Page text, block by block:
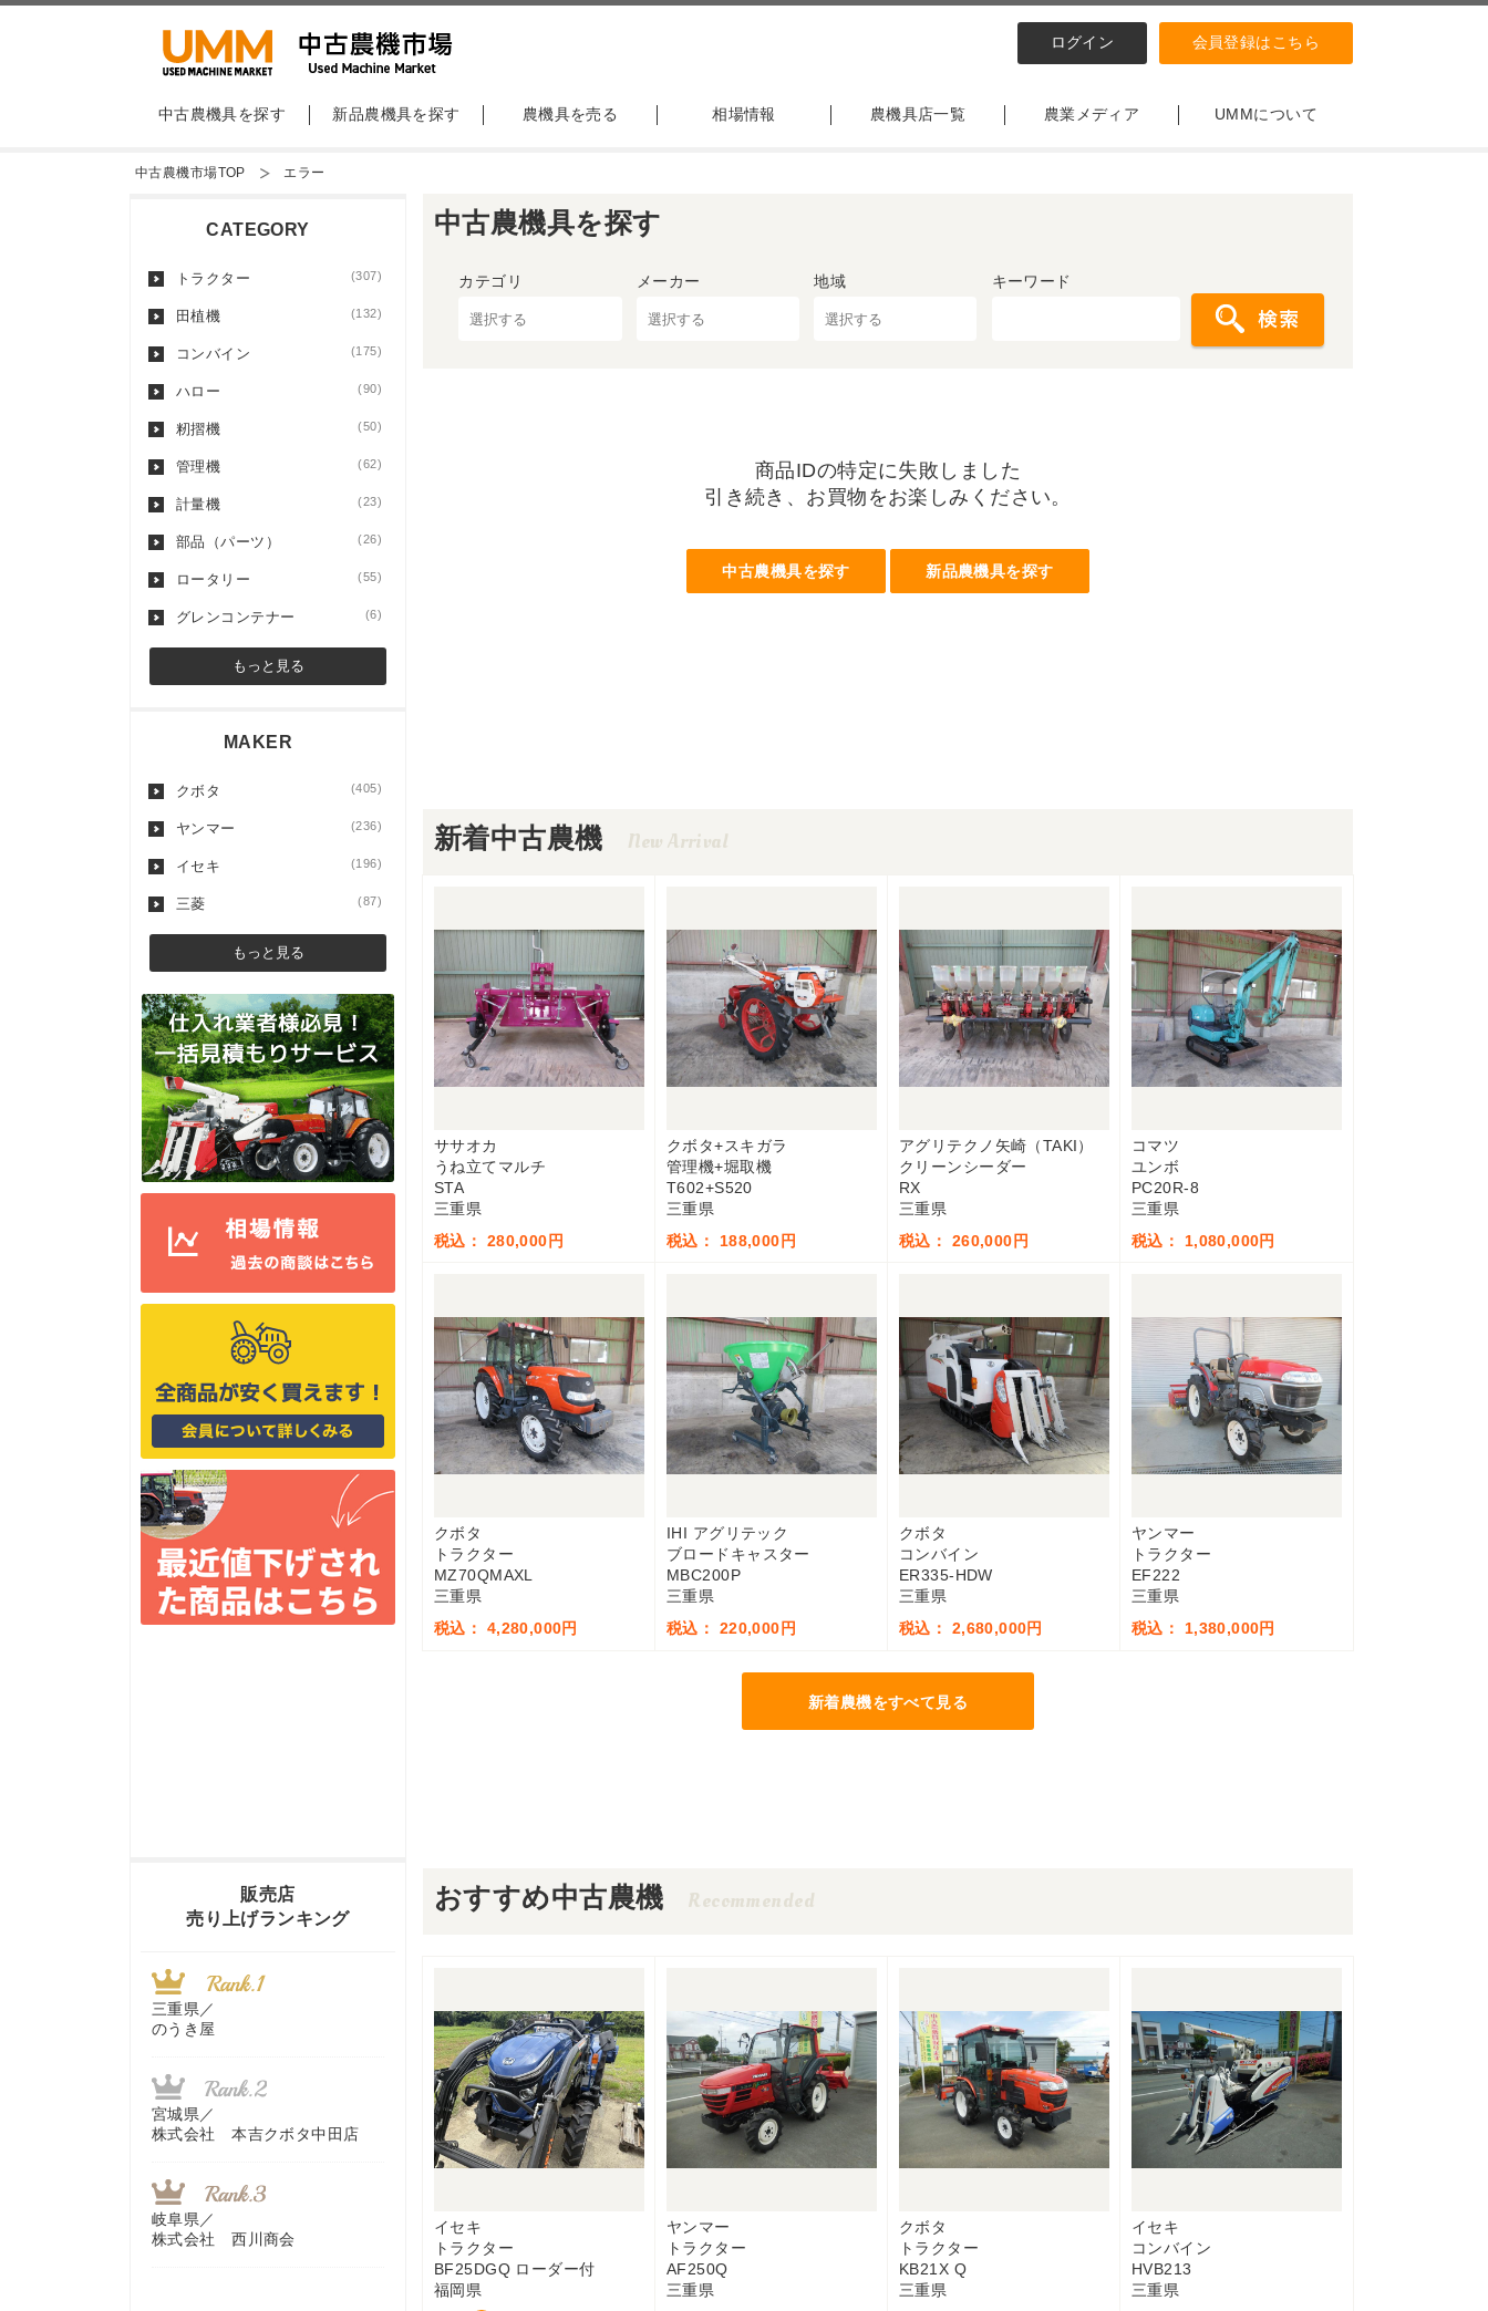
ログイン 会員登録はこちら
中古農機具を探す 新品農機具を探す 農機具を売る 相場情報 農機具店一覧 農業メディア UMMについて
中古農機市場TOP エラー
中古農機具を探す
カテゴリ メーカー 地域 キーワード
商品IDの特定に失敗しました
引き続き、お買物をお楽しみください。
中古農機具を探す 新品農機具を探す
新着中古農機 New Arrival
ササオカ
うね立てマルチ
STA
三重県
税込： 280,000円
クボタ+スキガラ
管理機+堀取機
T602+S520
三重県
税込： 188,000円
アグリテクノ矢崎（TAKI）
クリーンシーダー
RX
三重県
税込： 260,000円
コマツ
ユンボ
PC20R-8
三重県
税込： 1,080,000円
クボタ
トラクター
MZ70QMAXL
三重県
税込： 4,280,000円
IHI アグリテック
ブロードキャスター
MBC200P
三重県
税込： 220,000円
クボタ
コンバイン
ER335-HDW
三重県
税込： 2,680,000円
ヤンマー
トラクター
EF222
三重県
税込： 1,380,000円
新着農機をすべて見る
おすすめ中古農機 Recommended
イセキ
トラクター
BF25DGQ ローダー付
福岡県
ヤンマー
トラクター
AF250Q
三重県
クボタ
トラクター
KB21X Q
三重県
イセキ
コンバイン
HVB213
三重県
CATEGORY
トラクター (307)
田植機 (132)
コンバイン (175)
ハロー (90)
籾摺機 (50)
管理機 (62)
計量機 (23)
部品（パーツ） (26)
ロータリー (55)
グレンコンテナー (6)
もっと見る
MAKER
クボタ (405)
ヤンマー (236)
イセキ (196)
三菱 (87)
もっと見る
販売店
売り上げランキング
三重県／
のうき屋
宮城県／
株式会社 本吉クボタ中田店
岐阜県／
株式会社 西川商会